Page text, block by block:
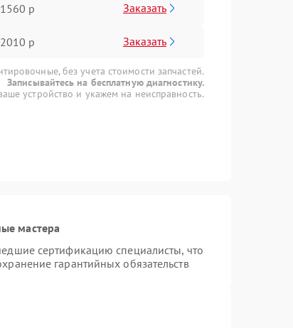
1560 р Заказать
2010 р Заказать
без учета стоимости запчастей.
Записывайтесь на бесплатную диагностику.
устройство и укажем на неисправность.
мастера
сертификацию специалисты, что
гарантийных обязательств